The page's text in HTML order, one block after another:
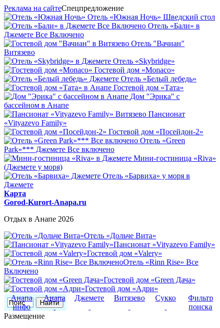
Реклама на сайтеСпецпредложение
Отель «Южная Ночь» Шведский стол
Отель «Бали» в
Джемете Все Включено
Отель "Вачиан"
Витязево
Отель «Skybridge»
Гостевой дом «Monaco»
Отель «Белый лебедь»
Гостевой дом «Тата»
Дом "Эрика" с
бассейном в Анапе
Пансионат
«Vityazevo Family»
Гостевой дом «Посейдон-2»
Отель «Green
Park»*** Джемете Все включено
Мини-гостиница «Riva»
(Джемете у моря)
Отель «Барвиха» у моря в
Джемете
Карта
Gorod-Kurort-Anapa.ru
Отдых в Анапе 2026
Отель «Дольче Вита»
Пансионат «Vityazevo Family»
Гостевой дом «Valery»
Отель «Rinn Rise» Все
Включено
Гостевой дом «Green Дача»
Гостевой дом «Адри»
Анапа
инфо
Анапа Джемете Витязево Сукко
Фильтр
поиска
Размещение